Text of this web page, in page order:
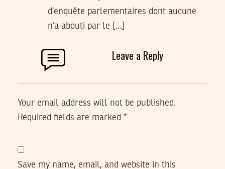
d’enquête parlementaires dont aucune
n’a abouti par le […]
Leave a Reply
Your email address will not be published.
Required fields are marked *
Save my name, email, and website in this